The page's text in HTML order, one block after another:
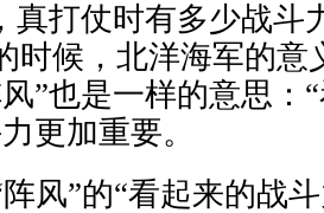
真打仗时有多少战斗
时候，北洋海军的意
”也是一样的意思：
更加重要。
风”的“看起来的战